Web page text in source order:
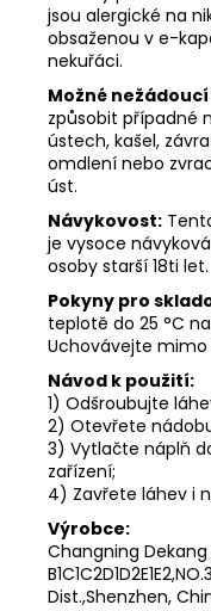
jsou alergické na
obsaženou v e-
nekuřáci.
Možné
způsobit případné
ústech, kašel,
omdlení nebo
úst.
Návykovost:
je vysoce
osoby starší 18ti let.
Pokyny pro
teplotě do 25 °C
Uchovávejte mimo
Návod k použití:
1) Odšroubujte
2) Otevřete
3) Vytlačte náplň
zařízení;
4) Zavřete láhev i
Výrobce:
Changning
Dist.,Shenzhen,